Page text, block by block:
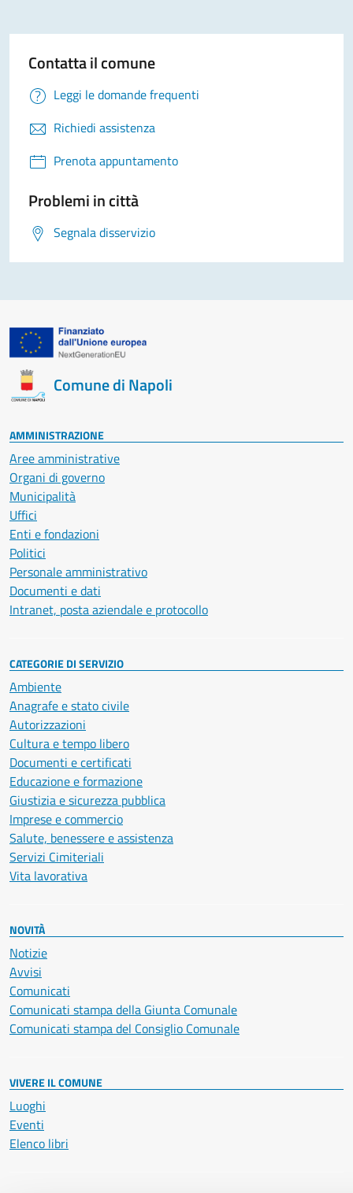
Contatta il comune
Leggi le domande frequenti
Richiedi assistenza
Prenota appuntamento
Problemi in città
Segnala disservizio
Comune di Napoli
AMMINISTRAZIONE
Aree amministrative
Organi di governo
Municipalità
Uffici
Enti e fondazioni
Politici
Personale amministrativo
Documenti e dati
Intranet, posta aziendale e protocollo
CATEGORIE DI SERVIZIO
Ambiente
Anagrafe e stato civile
Autorizzazioni
Cultura e tempo libero
Documenti e certificati
Educazione e formazione
Giustizia e sicurezza pubblica
Imprese e commercio
Salute, benessere e assistenza
Servizi Cimiteriali
Vita lavorativa
NOVITÀ
Notizie
Avvisi
Comunicati
Comunicati stampa della Giunta Comunale
Comunicati stampa del Consiglio Comunale
VIVERE IL COMUNE
Luoghi
Eventi
Elenco libri